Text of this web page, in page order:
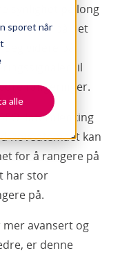
sporet når
alle
synlighet på long
får svar på det
videre på
til
rangeringer.
Internlenking
hovedtemaet kan
for å rangere på
har stor
på.
avansert og
er denne